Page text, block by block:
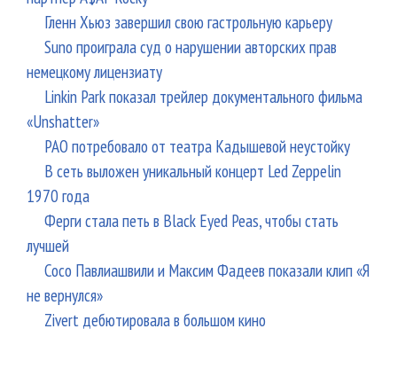
Гленн Хьюз завершил свою гастрольную карьеру
Suno проиграла суд о нарушении авторских прав
немецкому лицензиату
Linkin Park показал трейлер документального фильма
«Unshatter»
РАО потребовало от театра Кадышевой неустойку
В сеть выложен уникальный концерт Led Zeppelin
1970 года
Ферги стала петь в Black Eyed Peas, чтобы стать
лучшей
Сосо Павлиашвили и Максим Фадеев показали клип «Я
не вернулся»
Zivert дебютировала в большом кино